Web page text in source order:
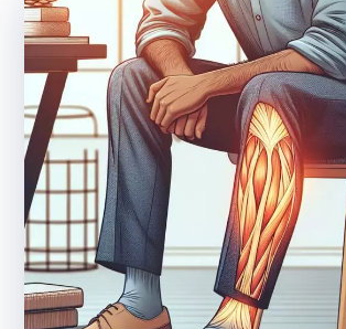
Вартість забору біоматеріалу
35 грн
Всього: 0
Попередній запис на
потрібний. Виняток
зіскрібки. Взяття біоматеріалу
виконує лікар – необхідий